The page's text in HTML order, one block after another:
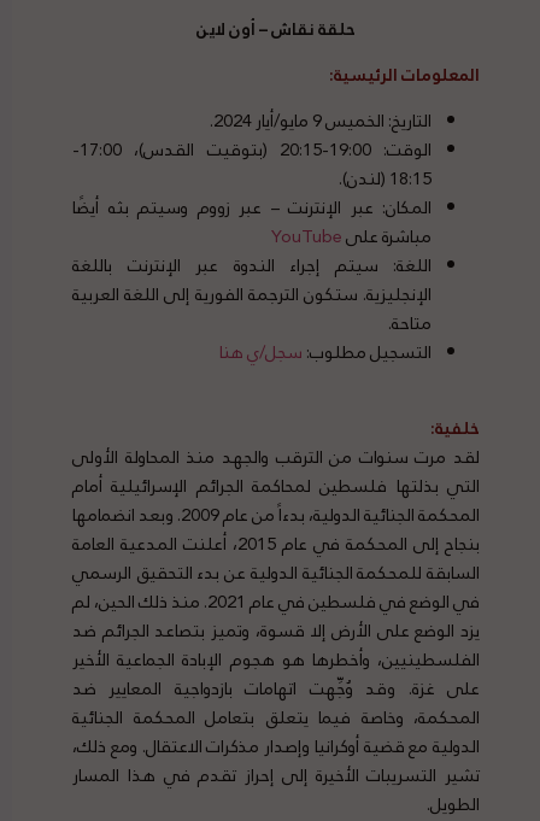
حلقة نقاش – أون لاين
المعلومات الرئيسية:
التاريخ: الخميس 9 مايو/أيار 2024.
الوقت: 19:00-20:15 (بتوقيت القدس)، 17:00-
18:15 (لندن).
المكان: عبر الإنترنت – عبر زووم وسيتم بثه أيضًا
مباشرة علىYouTube
اللغة: سيتم إجراء الندوة عبر الإنترنت باللغة
الإنجليزية. ستكون الترجمة الفورية إلى اللغة العربية
متاحة.
التسجيل مطلوب:سجل/ي هنا
خلفية:
لقد مرت سنوات من الترقب والجهد منذ المحاولة الأولى
التي بذلتها فلسطين لمحاكمة الجرائم الإسرائيلية أمام
المحكمة الجنائية الدولية، بدءاً من عام 2009. وبعد انضمامها
بنجاح إلى المحكمة في عام 2015، أعلنت المدعية العامة
السابقة للمحكمة الجنائية الدولية عن بدء التحقيق الرسمي
في الوضع في فلسطين في عام 2021. منذ ذلك الحين، لم
يزد الوضع على الأرض إلا قسوة، وتميز بتصاعد الجرائم ضد
الفلسطينيين، وأخطرها هو هجوم الإبادة الجماعية الأخير
على غزة. وقد وُجِّهت اتهامات بازدواجية المعايير ضد
المحكمة، وخاصة فيما يتعلق بتعامل المحكمة الجنائية
الدولية مع قضية أوكرانيا وإصدار مذكرات الاعتقال. ومع ذلك،
تشير التسريبات الأخيرة إلى إحراز تقدم في هذا المسار
الطويل.